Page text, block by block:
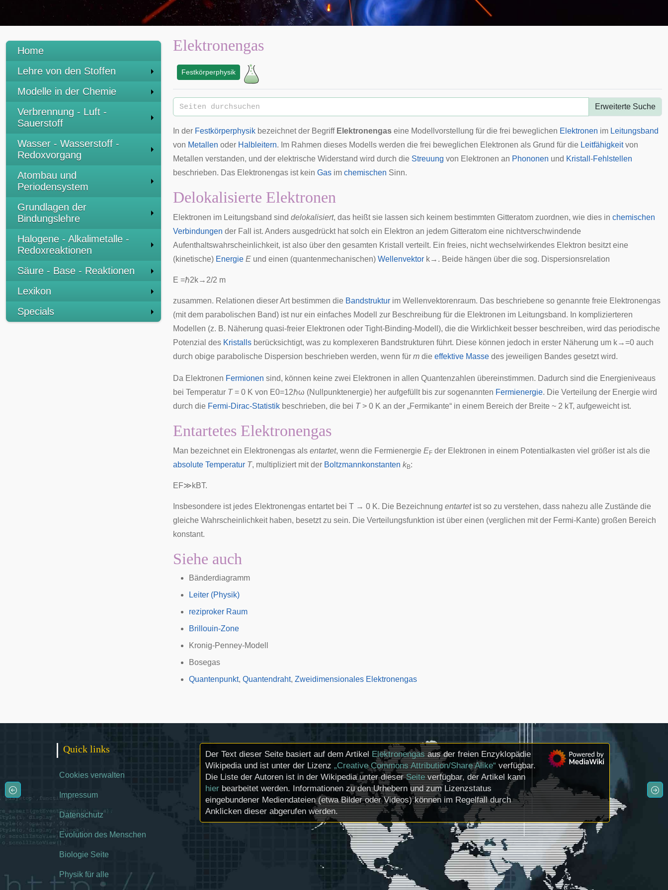
Home
Lehre von den Stoffen
Modelle in der Chemie
Verbrennung - Luft -
Sauerstoff
Wasser - Wasserstoff -
Redoxvorgang
Atombau und
Periodensystem
Grundlagen der
Bindungslehre
Halogene - Alkalimetalle -
Redoxreaktionen
Säure - Base - Reaktionen
Lexikon
Specials
Elektronengas
Festkörperphysik
Erweiterte Suche
In der Festkörperphysik bezeichnet der Begriff Elektronengas eine Modellvorstellung für die frei beweglichen Elektronen im Leitungsband
von Metallen oder Halbleitern. Im Rahmen dieses Modells werden die frei beweglichen Elektronen als Grund für die Leitfähigkeitvon
Metallen verstanden, und der elektrische Widerstand wird durch die Streuung von Elektronen an Phononen und Kristall -Fehlstellen
beschrieben. Das Elektronengas ist kein Gas im chemischen Sinn.
Delokalisierte Elektronen
Elektronen im Leitungsband sind delokalisiert, das heißt sie lassen sich keinem bestimmten Gitteratom zuordnen, wie dies in chemischen
Verbindungen der Fall ist. Anders ausgedrückt hat solch ein Elektron an jedem Gitteratom eine nichtverschwindende
Aufenthaltswahrscheinlichkeit, ist also über den gesamten Kristall verteilt. Ein freies, nicht wechselwirkendes Elektron besitzt eine
(kinetische) Energie E und einen (quantenmechanischen) Wellenvektor k→ . Beide hängen über die sog. Dispersionsrelation
E =ℏ2k→ 2/2 m
zusammen. Relationen dieser Art bestimmen die Bandstruktur im Wellenvektorenraum. Das beschriebene so genannte freie Elektronengas
(mit dem parabolischen Band) ist nur ein einfaches Modell zur Beschreibung für die Elektronen im Leitungsband. In komplizierteren
Modellen (z. B. Näherung quasi-freier Elektronen oder Tight-Binding-Modell), die die Wirklichkeit besser beschreiben, wird das periodische
Potenzial des Kristalls berücksichtigt, was zu komplexeren Bandstrukturen führt. Diese können jedoch in erster Näherung um k→=0 auch
durch obige parabolische Dispersion beschrieben werden, wenn für m die effektive Masse des jeweiligen Bandes gesetzt wird.
Da Elektronen Fermionen sind, können keine zwei Elektronen in allen Quantenzahlen übereinstimmen. Dadurch sind die Energieniveaus
bei Temperatur T= 0 K von E0=12ℏω (Nullpunktenergie) her aufgefüllt bis zur sogenannten Fermienergie. Die Verteilung der Energie wird
durch die Fermi-Dirac-Statistik beschrieben, die bei T> 0 K an der „Fermikante“ in einem Bereich der Breite ~ 2 kT, aufgeweicht ist.
Entartetes Elektronengas
Man bezeichnet ein Elektronengas als entartet, wenn die Fermienergie EF der Elektronen in einem Potentialkasten viel größer ist als die
absolute Temperatur T, multipliziert mit der Boltzmannkonstanten kB:
EF≫kBT.
Insbesondere ist jedes Elektronengas entartet bei T → 0 K. Die Bezeichnung entartetist so zu verstehen, dass nahezu alle Zustände die
gleiche Wahrscheinlichkeit haben, besetzt zu sein. Die Verteilungsfunktion ist über einen (verglichen mit der Fermi-Kante) großen Bereich
konstant.
Siehe auch
Bänderdiagramm
Leiter (Physik)
reziproker Raum
Brillouin-Zone
Kronig-Penney-Modell
Bosegas
Quantenpunkt, Quantendraht, Zweidimensionales Elektronengas
Quick links
Cookies verwalten
Impressum
Datenschutz
Evolution des Menschen
Biologie Seite
Physik für alle
Der Text dieser Seite basiert auf dem Artikel Elektronengasaus der freien Enzyklopädie
Wikipedia und ist unter der Lizenz „Creative Commons Attribution/Share Alike“ verfügbar.
Die Liste der Autoren ist in der Wikipedia unter dieserSeiteverfügbar, der Artikel kann
hier bearbeitet werden. Informationen zu den Urhebern und zum Lizenzstatus
eingebundener Mediendateien (etwa Bilder oder Videos) können im Regelfall durch
Anklicken dieser abgerufen werden.